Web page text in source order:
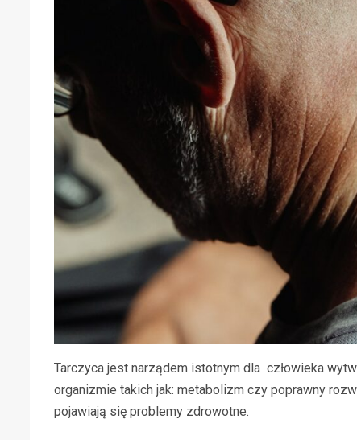
Tarczyca jest narządem istotnym dla człowieka
organizmie takich jak: metabolizm czy poprawny
pojawiają się problemy zdrowotne.